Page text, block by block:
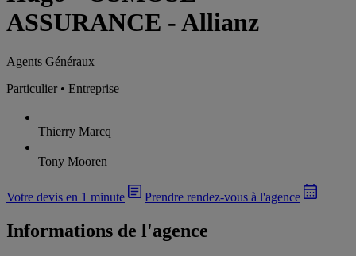
ASSURANCE - Allianz
Agents Généraux
Particulier • Entreprise
Thierry Marcq
Tony Mooren
Votre devis en 1 minute Prendre rendez-vous à l'agence
Informations de l'agence